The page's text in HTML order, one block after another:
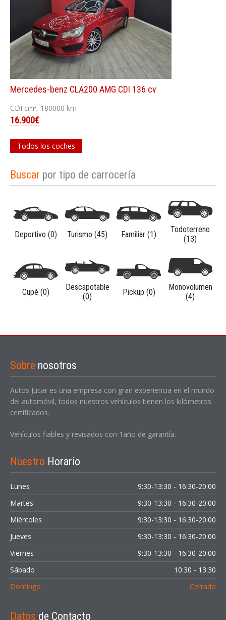
Mercedes-benz CLA200 AMG CDI 136 cv
CDI cm³, 180000 km
16.900€
Todos los coches
Buscar por tipo de carrocería
Deportivo (0) Turismo (45) Familiar (1)
Todoterreno
(13)
Cupé (0)
Descapotable
(0)
Pickup (0)
Monovolumen
(4)
Sobre nosotros
Autos Jucar es una empresa con gran experiencia en el mundo
del automóvil, todos nuestros vehículos tienen los kilómetros
certificados.
Vehículos fiables y revisados con 1año de garantía.
Nuestro Horario
Lunes
9:30-13:30 - 16:30-20:00
Martes
9:30-13:30 - 16:30-20:00
Miércoles
9:30-13:30 - 16:30-20:00
Jueves
9:30-13:30 - 16:30-20:00
Viernes
9:30-13:30 - 16:30-20:00
Sábado
10:30 - 13:30
Domingo
Cerrado
Datos de Contacto